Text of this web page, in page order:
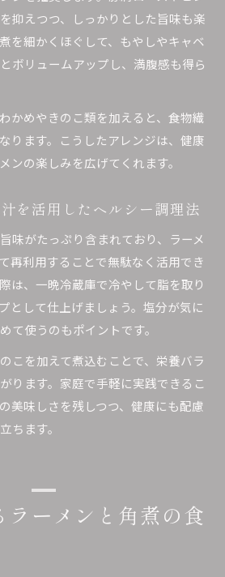
抑えつつ、しっかりとした旨味も楽
を細かくほぐして、もやしやキャベ
ボリュームアップし、満腹感も得ら
かめやきのこ類を加えると、食物繊
ります。こうしたアレンジは、健康
ンの楽しみを広げてくれます。
を活用したヘルシー調理法
味がたっぷり含まれており、ラーメ
再利用することで無駄なく活用でき
は、一晩冷蔵庫で冷やして脂を取り
として仕上げましょう。塩分が気に
て使うのもポイントです。
こを加えて煮込むことで、栄養バラ
ります。家庭で手軽に実践できるこ
美味しさを残しつつ、健康にも配慮
ちます。
ラーメンと角煮の食